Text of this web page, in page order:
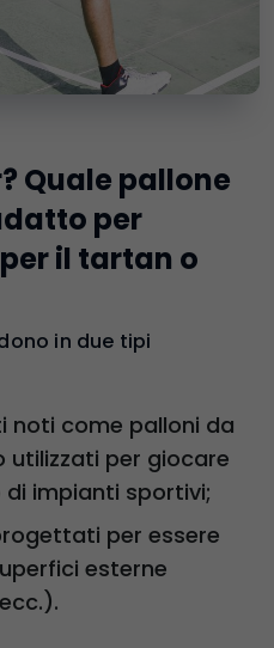
Quale pallone
per
il tartan o
in due tipi
noti come palloni da
utilizzati per giocare
di impianti sportivi;
per essere
esterne